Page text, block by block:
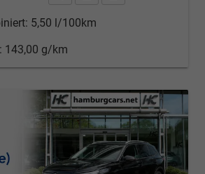
5,50 l/100km
143,00 g/km